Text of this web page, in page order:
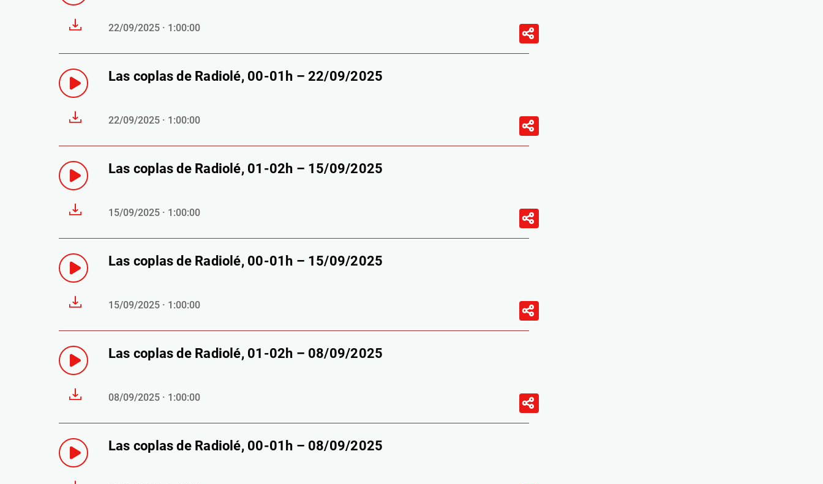
22/09/2025 · 1:00:00
Las coplas de Radiolé, 00-01h – 22/09/2025
22/09/2025 · 1:00:00
Las coplas de Radiolé, 01-02h – 15/09/2025
15/09/2025 · 1:00:00
Las coplas de Radiolé, 00-01h – 15/09/2025
15/09/2025 · 1:00:00
Las coplas de Radiolé, 01-02h – 08/09/2025
08/09/2025 · 1:00:00
Las coplas de Radiolé, 00-01h – 08/09/2025